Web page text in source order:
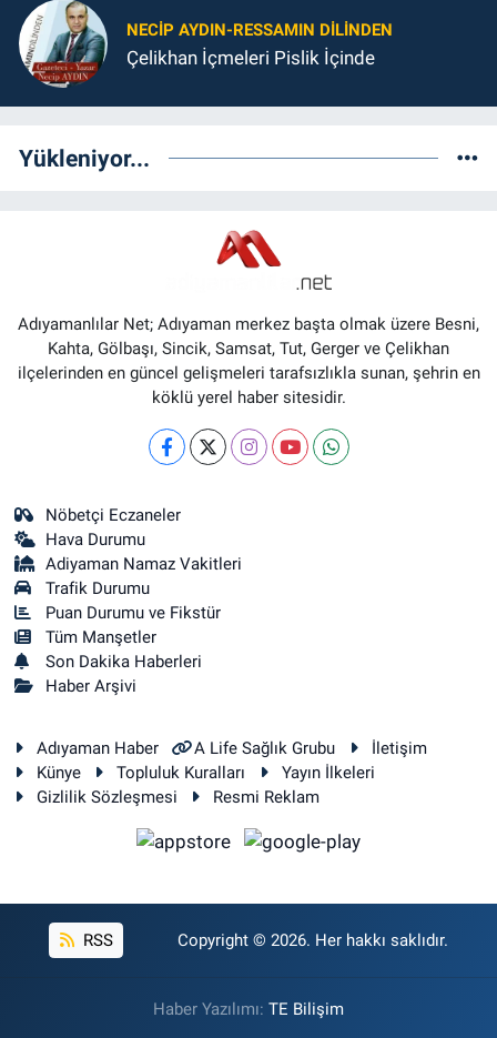
NECIP AYDIN-RESSAMIN DILINDEN
Çelikhan İçmeleri Pislik İçinde
Yükleniyor...
Adıyamanlılar Net; Adıyaman merkez başta olmak üzere Besni,
Kahta, Gölbaşı, Sincik, Samsat, Tut, Gerger ve Çelikhan
ilçelerinden en güncel gelişmeleri tarafsızlıkla sunan, şehrin en
köklü yerel haber sitesidir.
Nöbetçi Eczaneler
Hava Durumu
Adiyaman Namaz Vakitleri
Trafik Durumu
Puan Durumu ve Fikstür
Tüm Manşetler
Son Dakika Haberleri
Haber Arşivi
Adıyaman Haber A Life Sağlık Grubu
İletişim
Künye
Topluluk Kuralları
Yayın İlkeleri
Gizlilik Sözleşmesi
Resmi Reklam
RSS Copyright © 2026. Her hakkı saklıdır.
Haber Yazılımı: TE Bilişim